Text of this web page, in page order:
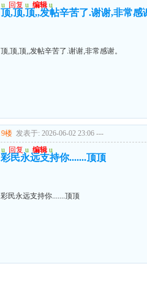
u 回复 u 编辑 u
顶,顶,顶,,发帖辛苦了.谢谢,非常感
顶,顶,顶,,发帖辛苦了.谢谢,非常感谢。
9楼 发表于: 2026-06-02 23:06 ---
u 回复 u 编辑 u
彩民永远支持你.......顶顶
彩民永远支持你.......顶顶